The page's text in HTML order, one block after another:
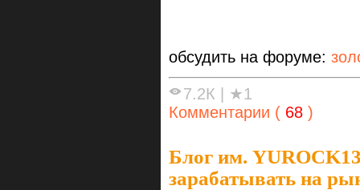
обсудить на форуме:
7.2К | ★1
Комментарии ( 68 )
Блог им.
зарабатывать на